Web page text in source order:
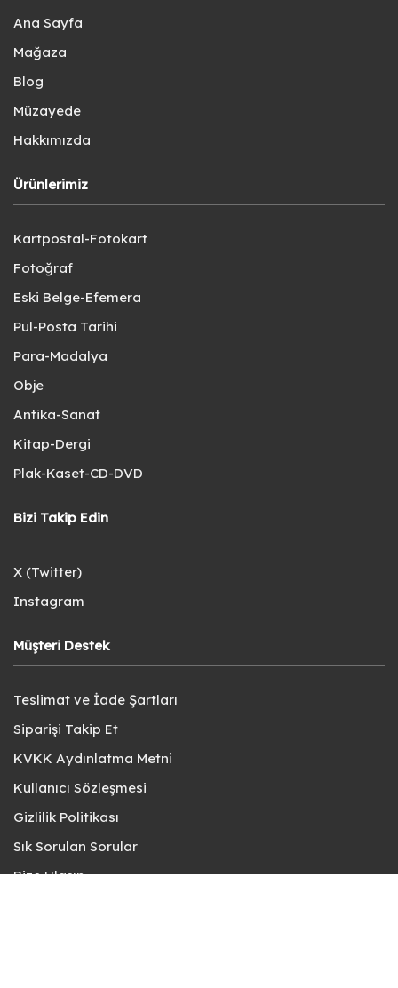
Ana Sayfa
Mağaza
Blog
Müzayede
Hakkımızda
Ürünlerimiz
Kartpostal-Fotokart
Fotoğraf
Eski Belge-Efemera
Pul-Posta Tarihi
Para-Madalya
Obje
Antika-Sanat
Kitap-Dergi
Plak-Kaset-CD-DVD
Bizi Takip Edin
X (Twitter)
Instagram
Müşteri Destek
Teslimat ve İade Şartları
Siparişi Takip Et
KVKK Aydınlatma Metni
Kullanıcı Sözleşmesi
Gizlilik Politikası
Sık Sorulan Sorular
Bize Ulaşın